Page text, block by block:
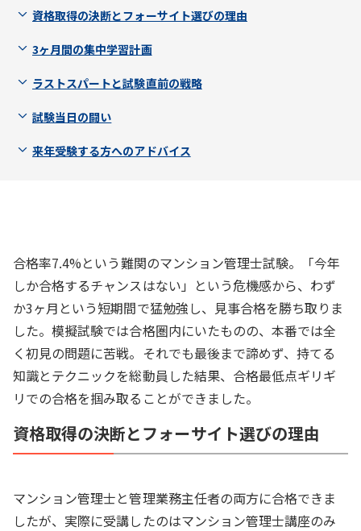
資格取得の決断とフォーサイト選びの理由
3ヶ月間の集中学習計画
ラストスパートと試験直前の戦略
試験当日の闘い
来年受験する方へのアドバイス
合格率7.4%という難関のマンション管理士試験。「今年
しか合格するチャンスはない」という危機感から、わず
か3ヶ月という短期間で猛勉強し、見事合格を勝ち取りま
した。模擬試験では合格圏内にいたものの、本番では全
く初見の問題に苦戦。それでも最後まで諦めず、持てる
知識とテクニックを総動員した結果、合格最低点ギリギ
リでの合格を掴み取ることができました。
資格取得の決断とフォーサイト選びの理由
マンション管理士と管理業務主任者の両方に合格できま
したが、実際に受講したのはマンション管理士講座のみ